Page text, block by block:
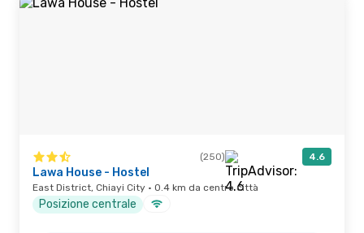
(250) 4.6
Lawa House - Hostel
East District, Chiayi City · 0.4 km da centro città
Posizione centrale